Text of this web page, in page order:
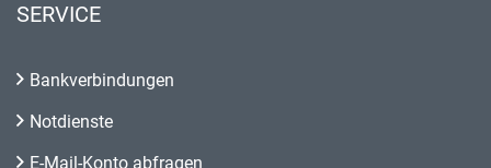
SERVICE
Bankverbindungen
Notdienste
E-Mail-Konto abfragen